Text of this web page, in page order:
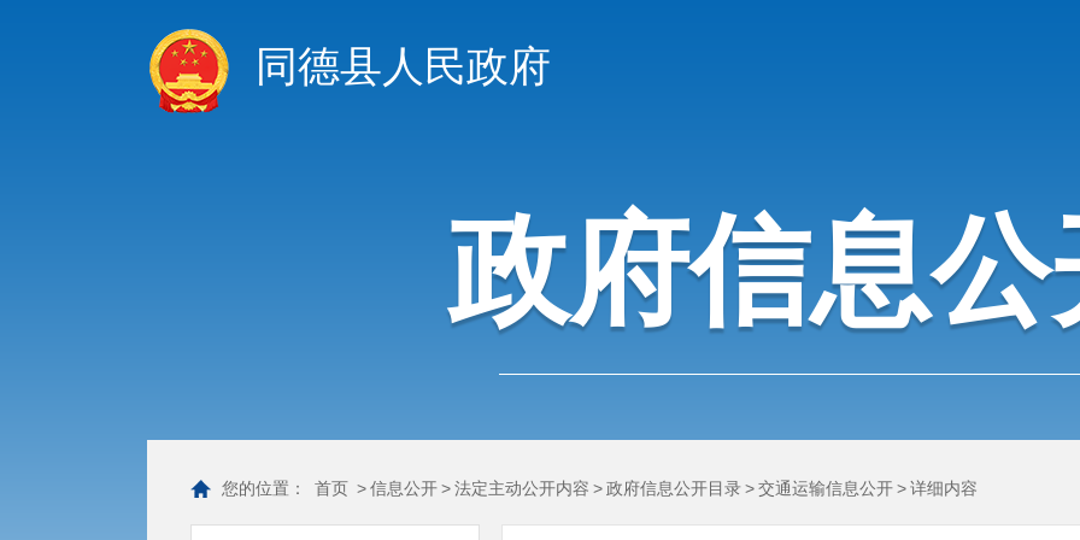
同德县人民政府
政府信息公
您的位置： 首页 >信息公开>法定主动公开内容 >政府信息公开目录>交通运输信息公开>详细内容